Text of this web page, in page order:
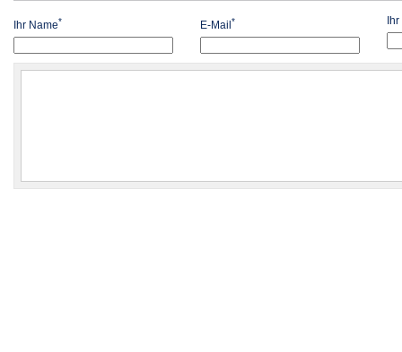
Ihr Name* E-Mail *